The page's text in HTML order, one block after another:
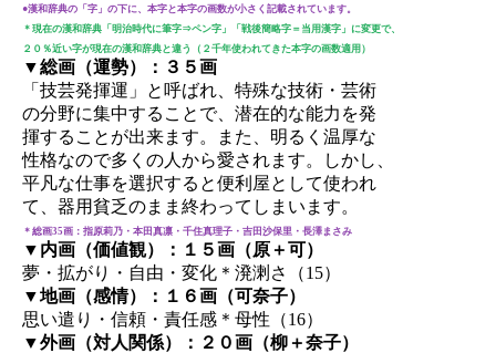
●漢和辞典の「字」の下に、本字と本字の画数が小さく記載されています。
＊現在の漢和辞典「明治時代に筆字⇒ペン字」「戦後簡略字＝当用漢字」に変更で、
２０％近い字が現在の漢和辞典と違う（２千年使われてきた本字の画数適用）
▼総画（運勢）：３５画
「技芸発揮運」と呼ばれ、特殊な技術・芸術
の分野に集中することで、潜在的な能力を発
揮することが出来ます。また、明るく温厚な
性格なので多くの人から愛されます。しかし、
平凡な仕事を選択すると便利屋として使われ
て、器用貧乏のまま終わってしまいます。
＊総画35画：指原莉乃・本田真凛・千住真理子・吉田沙保里・長澤まさみ
▼内画（価値観）：１５画（原＋可）
夢・拡がり・自由・変化＊溌溂さ（15）
▼地画（感情）：１６画（可奈子）
思い遣り・信頼・責任感＊母性（16）
▼外画（対人関係）：２０画（柳＋奈子）